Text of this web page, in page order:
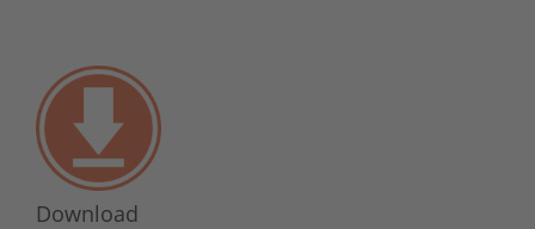
Download